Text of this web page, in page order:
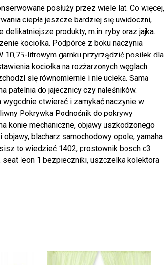
posłuży przez wiele lat. Co więcej,
ciepła jeszcze bardziej się uwidoczni,
produkty, m.in. ryby oraz jajka.
kociołka. Podpórce z boku naczynia
10,75-litrowym garnku przyrządzić posiłek dla
kociołka na rozżarzonych węglach
się równomiernie i nie ucieka. Sama
patelnia do jajecznicy czy naleśników.
otwierać i zamykać naczynie w
Pokrywka Podnośnik do pokrywy
konie mechaniczne, objawy uszkodzonego
objawy, blacharz samochodowy opole, yamaha
to wiedzieć 1402, prostownik bosch c3
seat leon 1 bezpieczniki, uszczelka kolektora